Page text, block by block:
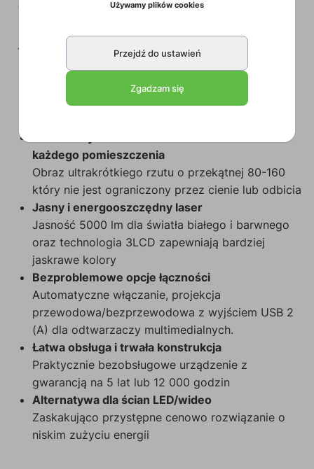
wysoką jakość obrazu, że można go pomylić ze
jest zaskakująco przystępny cenowo oraz oferuje
znacznie mniejsze zużycie energii.
każdego pomieszczenia
Obraz ultrakrótkiego rzutu o przekątnej 80-160
który nie jest ograniczony przez cienie lub odbicia
Jasny i energooszczędny laser
Jasność 5000 lm dla światła białego i barwnego
oraz technologia 3LCD zapewniają bardziej
jaskrawe kolory
Bezproblemowe opcje łączności
Automatyczne włączanie, projekcja
przewodowa/bezprzewodowa z wyjściem USB 2
(A) dla odtwarzaczy multimedialnych.
Łatwa obsługa i trwała konstrukcja
Praktycznie bezobsługowe urządzenie z
gwarancją na 5 lat lub 12 000 godzin
Alternatywa dla ścian LED/wideo
Zaskakująco przystępne cenowo rozwiązanie o
niskim zużyciu energii
Używamy plików cookies
Przejdź do ustawień
Zgadzam się